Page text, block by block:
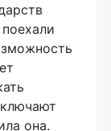
она.